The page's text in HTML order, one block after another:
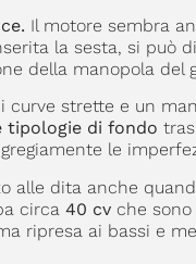
Il motore sembra
la sesta, si può
della manopola del
strette e un
tipologie di fondo
le
alle dita anche
circa 40 cvche sono
ripresa ai bassi e